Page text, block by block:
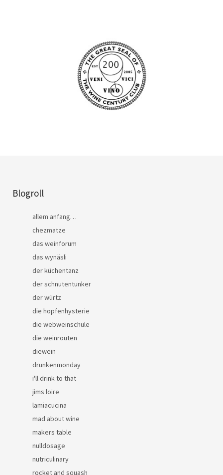
Blogroll
allem anfang…
chezmatze
das weinforum
das wynäsli
der küchentanz
der schnutentunker
der würtz
die hopfenhysterie
die webweinschule
die weinrouten
diewein
drunkenmonday
i'll drink to that
jims loire
lamiacucina
mad about wine
makers table
nulldosage
nutriculinary
rocket and squash